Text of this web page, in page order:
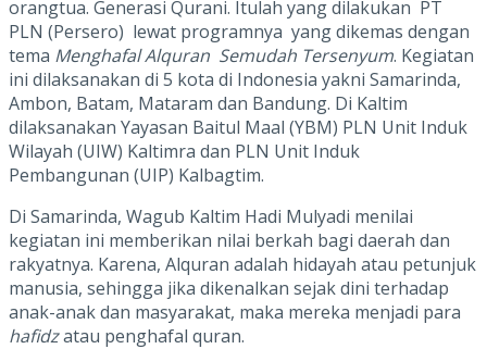
orangtua. Generasi Qurani. Itulah yang dilakukan PT
PLN (Persero) lewat programnya yang dikemas dengan
tema Menghafal Alquran Semudah Tersenyum. Kegiatan
ini dilaksanakan di 5 kota di Indonesia yakni Samarinda,
Ambon, Batam, Mataram dan Bandung. Di Kaltim
dilaksanakan Yayasan Baitul Maal (YBM) PLN Unit Induk
Wilayah (UIW) Kaltimra dan PLN Unit Induk
Pembangunan (UIP) Kalbagtim.
Di Samarinda, Wagub Kaltim Hadi Mulyadi menilai
kegiatan ini memberikan nilai berkah bagi daerah dan
rakyatnya. Karena, Alquran adalah hidayah atau petunjuk
manusia, sehingga jika dikenalkan sejak dini terhadap
anak-anak dan masyarakat, maka mereka menjadi para
hafidzatau penghafal quran.